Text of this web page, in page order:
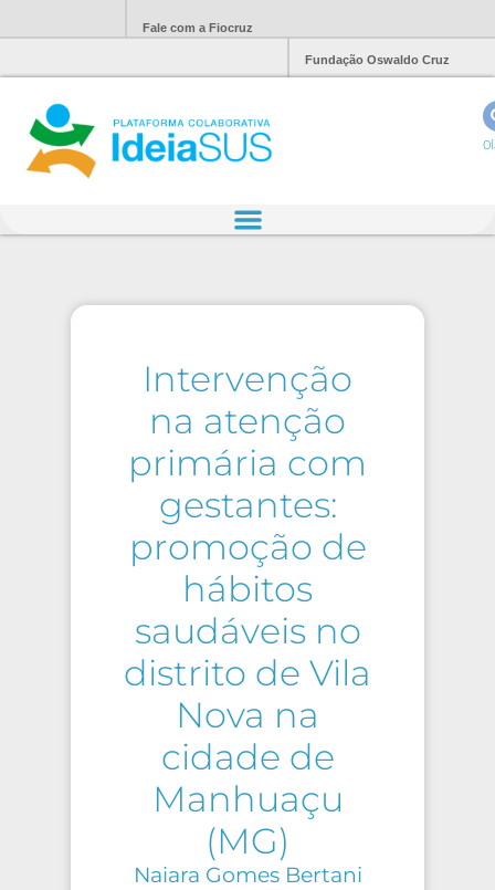
Fale com a Fiocruz
Fundação Oswaldo Cruz
Intervenção
na atenção
primária com
gestantes:
promoção de
hábitos
saudáveis no
distrito de Vila
Nova na
cidade de
Manhuaçu
(MG)
Naiara Gomes Bertani